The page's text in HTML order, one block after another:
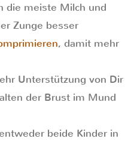
die meiste Milch und
Zunge besser
, damit mehr
Unterstützung von Dir
der Brust im Mund
beide Kinder in